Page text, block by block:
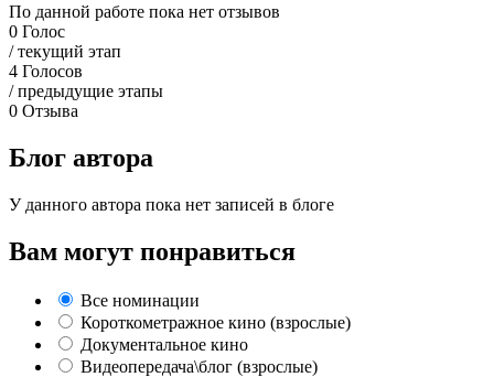
По данной работе пока нет отзывов
0 Голос
/ текущий этап
4 Голосов
/ предыдущие этапы
0 Отзыва
Блог автора
У данного автора пока нет записей в блоге
Вам могут понравиться
Все номинации
Короткометражное кино (взрослые)
Документальное кино
Видеопередача\блог (взрослые)